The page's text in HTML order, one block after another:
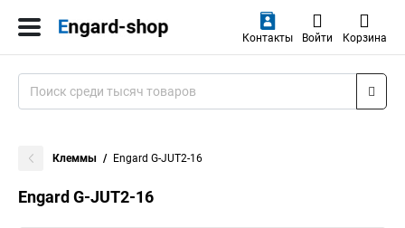
Контакты Войти Корзина
Клеммы Engard G-JUT2-16
Engard G-JUT2-16